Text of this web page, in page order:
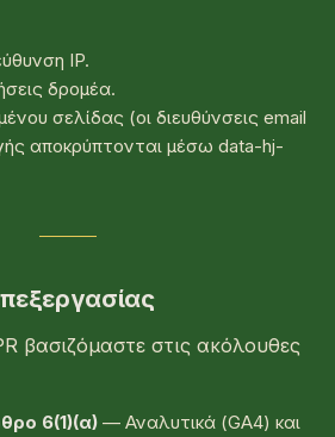
IP.
δρομέα.
σελίδας (οι διευθύνσεις email
αποκρύπτονται μέσω data-hj-
βασιζόμαστε στις ακόλουθες
6(1)(α) — Αναλυτικά (GA4) και